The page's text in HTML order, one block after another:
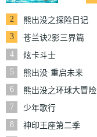
2
熊出没之探险日记
3
苍兰诀2影三界篇
4
炫卡斗士
5
熊出没·重启未来
6
熊出没之环球大冒险
7
少年歌行
8
神印王座第二季